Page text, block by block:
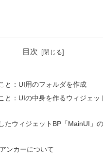
目次
と：UI用のフォルダを作成
と：UIの中身を作るウィジェッ
たウィジェットBP「MainUI」
ンカーについて